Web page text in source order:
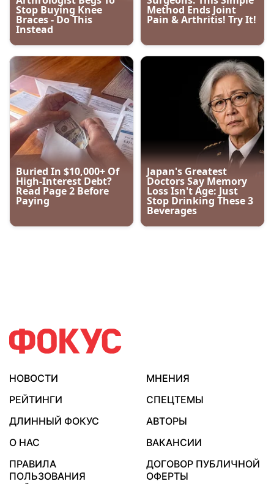
НОВОСТИ
МНЕНИЯ
РЕЙТИНГИ
СПЕЦТЕМЫ
ДЛИННЫЙ ФОКУС
АВТОРЫ
О НАС
ВАКАНСИИ
ПРАВИЛА
ПОЛЬЗОВАНИЯ
ДОГОВОР ПУБЛИЧНОЙ
ОФЕРТЫ